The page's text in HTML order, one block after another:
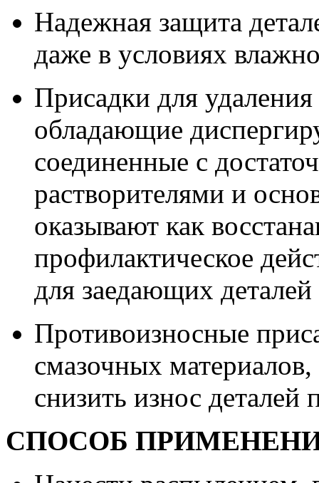
Надежная защита
даже в условиях
Присадки для
обладающие
соединенные с
растворителями и
оказывают как
профилактическое
для заедающих деталей
Противоизносные
смазочных
снизить износ
СПОСОБ